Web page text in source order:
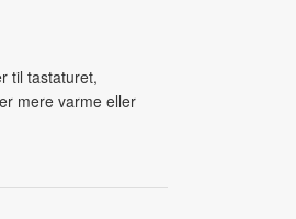
til tastaturet,
mere varme eller